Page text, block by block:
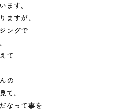
ます。
ますが、
ングで
て
の
て、
なって事を